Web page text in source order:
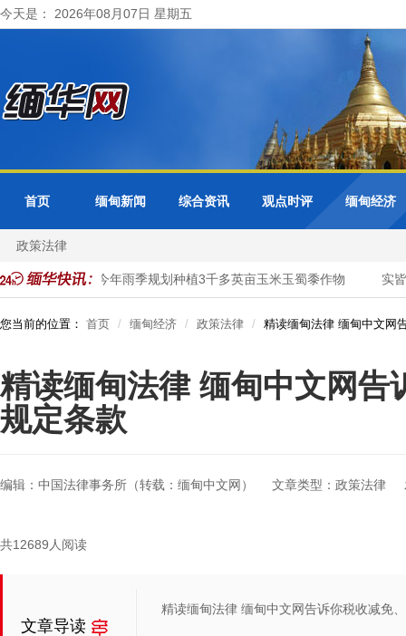
今天是： 2026年08月07日 星期五
首页 缅甸新闻 综合资讯 观点时评 缅甸经济
政策法律
皆省明景县区今年雨季规划种植3千多英亩玉米玉蜀黍作物 实皆
您当前的位置： 首页 缅甸经济 政策法律 精读缅甸法律 缅甸中文网
精读缅甸法律 缅甸中文网告
规定条款
编辑：中国法律事务所（转载：缅甸中文网） 文章类型：政策法律
共12689人阅读
文章导读
精读缅甸法律 缅甸中文网告诉你税收减免